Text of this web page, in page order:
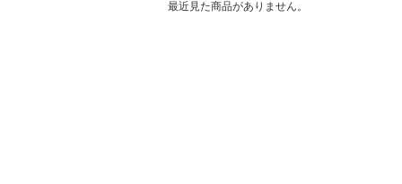
最近見た商品がありません。